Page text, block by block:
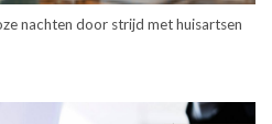
nachten door strijd met huisartsen